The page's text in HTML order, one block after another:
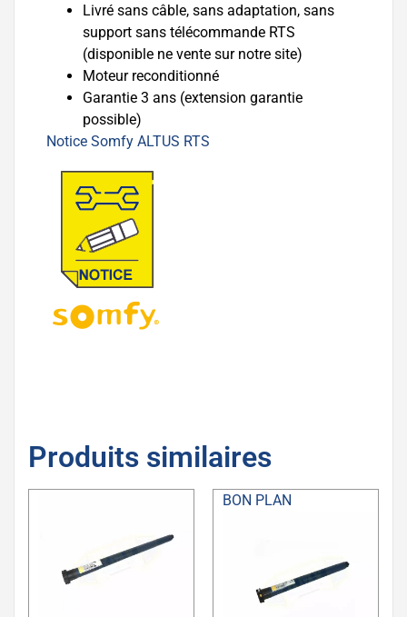
Livré sans câble, sans adaptation, sans
support sans télécommande RTS
(disponible ne vente sur notre site)
Moteur reconditionné
Garantie 3 ans (extension garantie
possible)
Notice Somfy ALTUS RTS
Produits similaires
BON PLAN